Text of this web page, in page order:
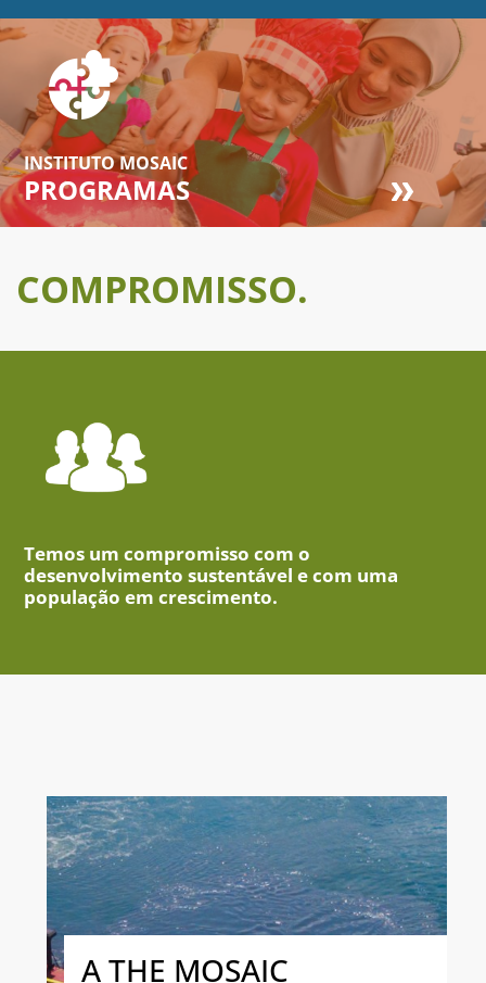
INSTITUTO MOSAIC
PROGRAMAS
COMPROMISSO.
Temos um compromisso com o
desenvolvimento sustentável e com uma
população em crescimento.
A THE MOSAIC